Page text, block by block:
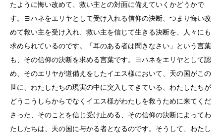
たように悔い改めて、救い主との対面に備えていくかどうかで
す。ヨハネをエリヤとして受け入れる信仰の決断、つまり悔い改
めて救い主を受け入れ、救い主を信じて生きる決断を、人々にも
求められているのです。「耳のある者は聞きなさい」という言葉
も、その信仰の決断を求める言葉です。ヨハネをエリヤとして認
め、そのエリヤが道備えをしたイエス様において、天の国がこの
世に、わたしたちの現実の中に突入してきている、わたしたちが
どうこうしらからでなくイエス様がわたしを救うために来てくだ
さった、そのことを信じ受け止める、その信仰の決断によってわ
たしたちは、天の国に与かる者となるのです。そうして、わたし